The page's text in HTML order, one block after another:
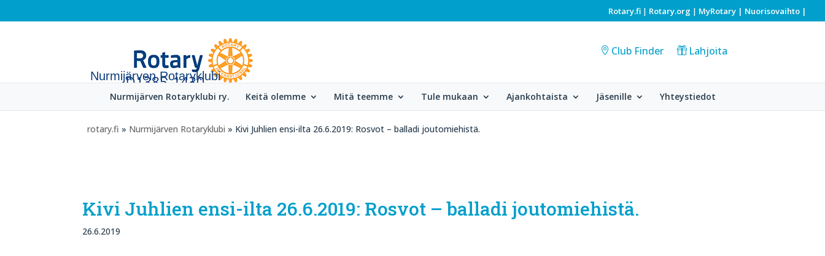
Rotary.fi | Rotary.org | MyRotary | Nuorisovaihto |
Nurmijärven Rotaryklubi
Club Finder Lahjoita
Nurmijärven Rotaryklubi ry. Keitä olemme Mitä teemme Tule mukaan Ajankohtaista Jäsenille Yhteystiedot
rotary.fi » Nurmijärven Rotaryklubi » Kivi Juhlien ensi-ilta 26.6.2019: Rosvot – balladi joutomiehistä.
Kivi Juhlien ensi-ilta 26.6.2019: Rosvot – balladi joutomiehistä.
26.6.2019